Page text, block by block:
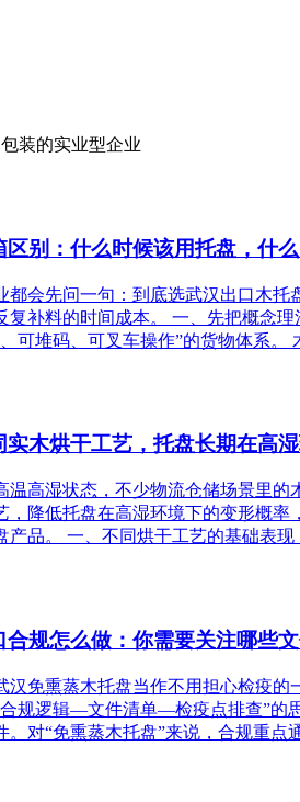
装的实业型企业
别：什么时候该用托盘，什
都会先问一句：到底选武汉出口木
复补料的时间成本。 一、先把概念
可堆码、可叉车操作”的货物体系。
木烘干工艺，托盘长期在高
温高湿状态，不少物流仓储场景里
，降低托盘在高湿环境下的变形概
产品。 一、不同烘干工艺的基础表现
规怎么做：你需要关注哪些
汉免熏蒸木托盘当作不用担心检疫
规逻辑—文件清单—检疫点排查”的
。对“免熏蒸木托盘”来说，合规重点